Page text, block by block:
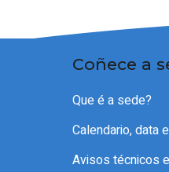
Coñece a
Que é a sede?
Calendario, data
Avisos técnicos